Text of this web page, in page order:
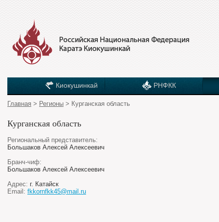
Киокушинкай РНФКК
Главная > Регионы > Курганская область
Курганская область
Региональный представитель:
Большаков Алексей Алексеевич
Бранч-чиф:
Большаков Алексей Алексеевич
Адрес: г. Катайск
Email: fkkornfkk45@mail.ru